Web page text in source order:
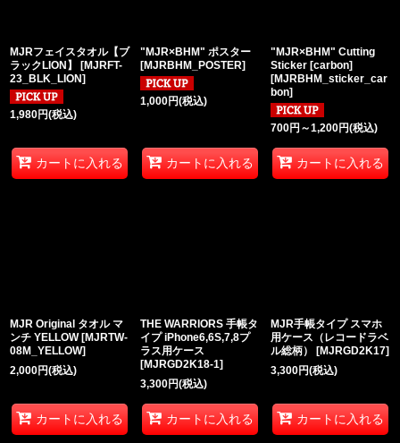
MJRフェイスタオル【ブ
ラックLION】
[MJRFT-
23_BLK_LION]
1,980円(税込)
カートに入れる
"MJR×BHM" ポスター
[MJRBHM_POSTER]
1,000円(税込)
カートに入れる
"MJR×BHM" Cutting
Sticker [carbon]
[MJRBHM_sticker_car
bon]
700円 ～1,200円(税込)
カートに入れる
MJR Original タオル マ
ンチ YELLOW [MJRTW-
08M_YELLOW]
2,000円(税込)
カートに入れる
THE WARRIORS 手帳タ
イプ iPhone6,6S,7,8プ
ラス用ケース
[MJRGD2K18-1]
3,300円(税込)
カートに入れる
MJR手帳タイプ スマホ
用ケース（レコードラベ
ル総柄）
[MJRGD2K17]
3,300円(税込)
カートに入れる